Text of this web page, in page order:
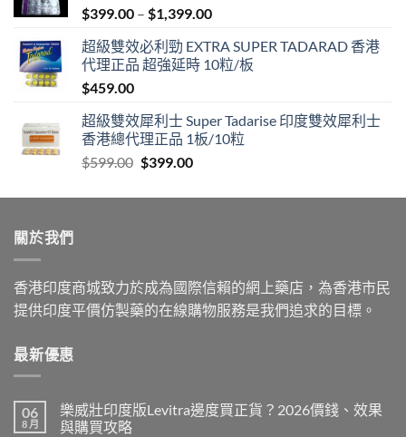
$399.00 – $1,399.00Price
$399.00
through
超級雙效必利勁 EXTRA SUPER TADARAD 香港
代理正品 超強延時 10粒/板
$459.00
超級雙效犀利士 Super Tadarise 印度雙效犀利士
香港總代理正品 1板/10粒
$599.00 Original
was:
$399.00Current
is:
關於我們
香港印度商城致力於成為國際信賴的網上藥店，為香港市民
提供印度平價仿製藥的在線購物服務是我們追求的目標。
最新優惠
06
8 月
樂威壯印度版Levitra邊度買正貨？2026價錢、效果
與購買攻略